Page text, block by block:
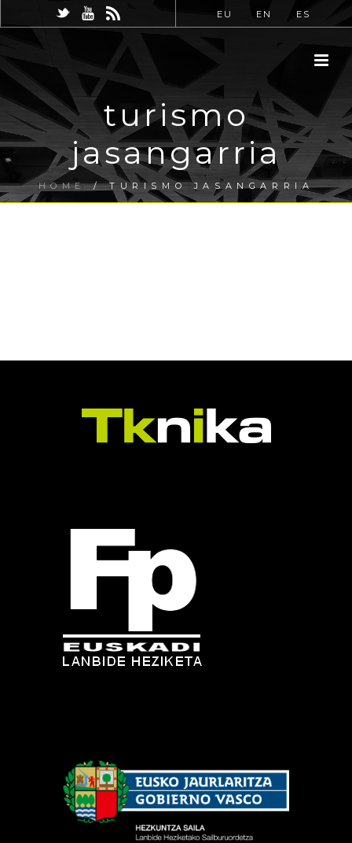
EU EN ES
turismo
jasangarria
HOME/TURISMO JASANGARRIA